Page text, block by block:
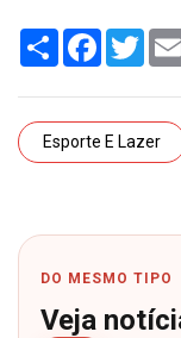
Share Facebook
Esporte E Lazer
DO MESMO TIPO
Veja